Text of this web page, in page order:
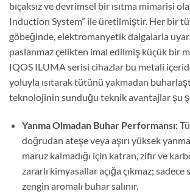
bıçaksız ve devrimsel bir ısıtma mimarisi
Induction System” ile üretilmiştir. Her bir
göbeğinde, elektromanyetik dalgalarla
paslanmaz çelikten imal edilmiş küçük bir
IQOS ILUMA serisi cihazlar bu metali
yoluyla ısıtarak tütünü yakmadan
teknolojinin sunduğu teknik avantajlar şu
Yanma Olmadan Buhar Performansı:
doğrudan ateşe veya aşırı yüksek yanma
maruz kalmadığı için katran, zifir ve
zararlı kimyasallar açığa çıkmaz;
zengin aromalı buhar salınır.